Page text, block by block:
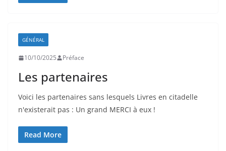
GÉNÉRAL
10/10/2025 Préface
Les partenaires
Voici les partenaires sans lesquels Livres en citadelle
n'existerait pas : Un grand MERCI à eux !
Read More